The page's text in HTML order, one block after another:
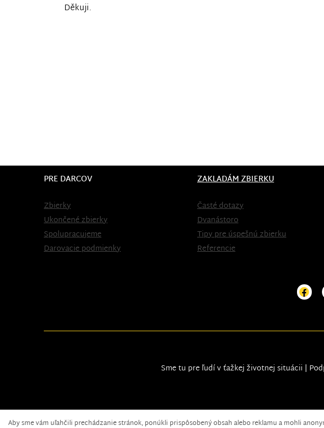
Děkuji.
PRE DARCOV
Zbierky
Ukončené zbierky
Spolupracujeme
Darovacie podmienky
ZAKLADÁM ZBIERKU
Časté dotazy
Dvanástoro
Tipy pre úspešnú zbierku
Referencie
Sme tu pre ľudí v ťažkej životnej situácii |
Aby sme vám uľahčili prechádzanie stránok, ponúkli prispôsobený obsah alebo reklamu a mohli